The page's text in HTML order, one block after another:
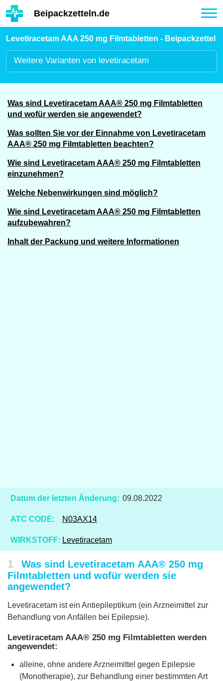
Hauptinhalt
Beipackzetteln.de
Levetiracetam AAA 250 mg Filmtabletten - Beipackzettel
Weitere Varianten von levetiracetam
Was sind Levetiracetam AAA® 250 mg Filmtabletten
und wofür werden sie angewendet?
Was sollten Sie vor der Einnahme von Levetiracetam
AAA® 250 mg Filmtabletten beachten?
Wie sind Levetiracetam AAA® 250 mg Filmtabletten
einzunehmen?
Welche Nebenwirkungen sind möglich?
Wie sind Levetiracetam AAA® 250 mg Filmtabletten
aufzubewahren?
Inhalt der Packung und weitere Informationen
Datum der letzten Änderung: 09.08.2022
ATC CODE: N03AX14
WIRKSTOFF: Levetiracetam
1
Was sind Levetiracetam AAA® 250 mg
Filmtabletten und wofür werden sie
angewendet?
Levetiracetam ist ein Antiepileptikum (ein Arzneimittel zur
Behandlung von Anfällen bei Epilepsie).
Levetiracetam AAA® 250 mg Filmtabletten werden
angewendet:
alleine, ohne andere Arzneimittel gegen Epilepsie
(Monotherapie), zur Behandlung einer bestimmten Art